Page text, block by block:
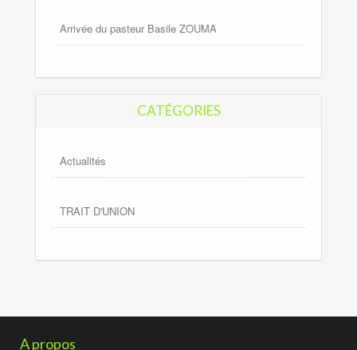
Arrivée du pasteur Basile ZOUMA
CATÉGORIES
Actualités
TRAIT D'UNION
A propos